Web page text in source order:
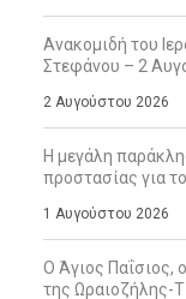
Ανακομιδή του
Στεφάνου – 2
2 Αυγούστου 2026
Η μεγάλη
προστασίας για
1 Αυγούστου 2026
Ο Άγιος Παΐσιος,
της Ωραιοζήλης-